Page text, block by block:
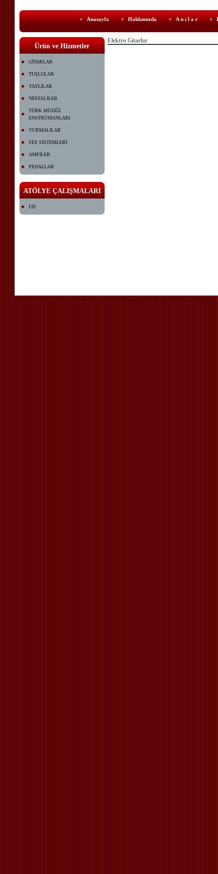
Anasayfa Hakkımızda A n ı l a r
Ürün ve Hizmetler
GİTARLAR
TUŞLULAR
YAYLILAR
NEFESLİLER
TÜRK MÜZİĞİ
ENSTRÜMANLARI
VURMALILAR
SES SİSTEMLERİ
AMFİLER
PEDALLAR
ATÖLYE ÇALIŞMALARI
UD
Elektro Gitarlar